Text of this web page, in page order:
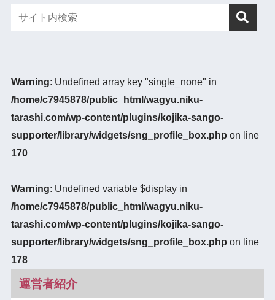
Warning: Undefined array key "single_none" in
/home/c7945878/public_html/wagyu.niku-
tarashi.com/wp-content/plugins/kojika-sango-
supporter/library/widgets/sng_profile_box.php on line
170
Warning: Undefined variable $display in
/home/c7945878/public_html/wagyu.niku-
tarashi.com/wp-content/plugins/kojika-sango-
supporter/library/widgets/sng_profile_box.php on line
178
運営者紹介